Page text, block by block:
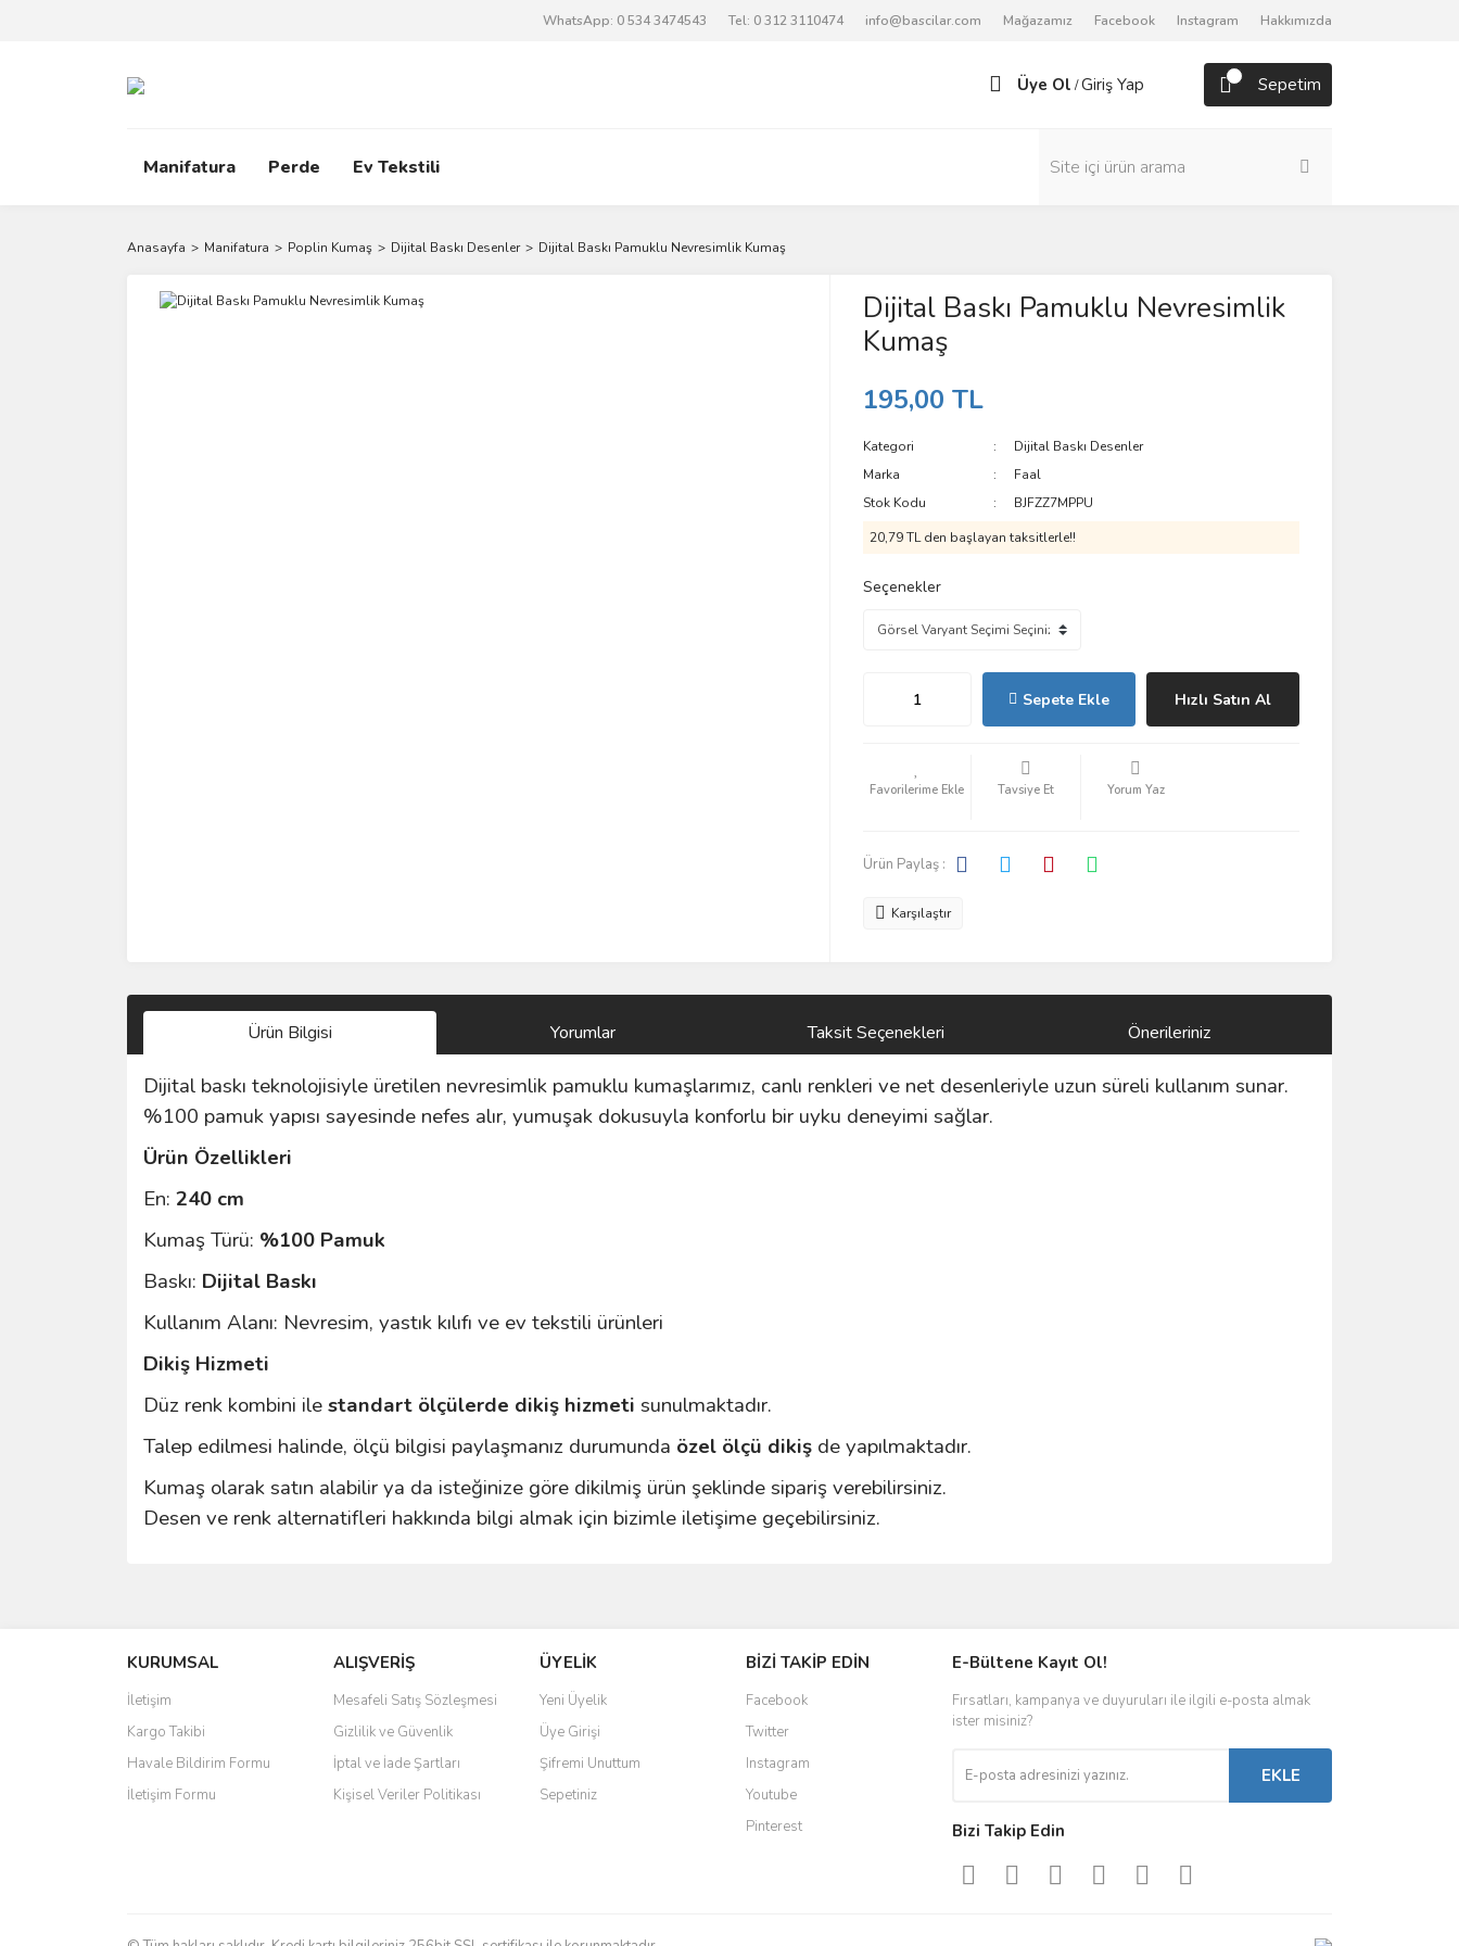
WhatsApp: 0 534 3474543 Tel: 0 312 3110474 info@bascilar.com Mağazamız Facebook Instagram Hakkımızda
Üye Ol /Giriş Yap Sepetim
Manifatura Perde Ev Tekstili
Anasayfa Manifatura Poplin Kumaş Dijital Baskı Desenler Dijital Baskı Pamuklu Nevresimlik Kumaş
Dijital Baskı Pamuklu Nevresimlik
Kumaş
195,00 TL
Kategori
Dijital Baskı Desenler
Marka
Faal
Stok Kodu
BJFZZ7MPPU
20,79 TL den başlayan taksitlerle!!
Seçenekler
Sepete Ekle Hızlı Satın Al
Tavsiye Et Yorum Yaz
Ürün Paylaş :
Karşılaştır
Ürün Bilgisi Yorumlar Taksit Seçenekleri Önerileriniz
Dijital baskı teknolojisiyle üretilen nevresimlik pamuklu kumaşlarımız, canlı renkleri ve net desenleriyle uzun süreli kullanım sunar.
%100 pamuk yapısı sayesinde nefes alır, yumuşak dokusuyla konforlu bir uyku deneyimi sağlar.
Ürün Özellikleri
En: 240 cm
Kumaş Türü: %100 Pamuk
Baskı: Dijital Baskı
Kullanım Alanı: Nevresim, yastık kılıfı ve ev tekstili ürünleri
Dikiş Hizmeti
Düz renk kombini ilestandart ölçülerde dikiş hizmeti sunulmaktadır.
Talep edilmesi halinde, ölçü bilgisi paylaşmanız durumunda özel ölçü dikiş de yapılmaktadır.
Kumaş olarak satın alabilir ya da isteğinize göre dikilmiş ürün şeklinde sipariş verebilirsiniz.
Desen ve renk alternatifleri hakkında bilgi almak için bizimle iletişime geçebilirsiniz.
Ürün resmi kalitesiz, bozuk veya görüntülenemiyor.
Ürün açıklamasında eksik bilgiler bulunuyor.
Ürün bilgilerinde hatalar bulunuyor.
Ürün fiyatı diğer sitelerden daha pahalı.
Bu ürüne benzer farklı alternatifler olmalı.
KURUMSAL
İletişim
Kargo Takibi
Havale Bildirim Formu
İletişim Formu
ALIŞVERİŞ
Mesafeli Satış Sözleşmesi
Gizlilik ve Güvenlik
İptal ve İade Şartları
Kişisel Veriler Politikası
ÜYELİK
Yeni Üyelik
Üye Girişi
Şifremi Unuttum
Sepetiniz
BİZİ TAKİP EDİN
Facebook
Twitter
Instagram
Youtube
Pinterest
E-Bültene Kayıt Ol!
Fırsatları, kampanya ve duyuruları ile ilgili e-posta almak
ister misiniz?
EKLE
Bizi Takip Edin